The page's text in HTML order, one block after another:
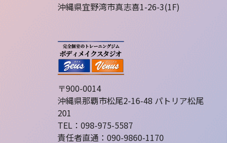
沖縄県宜野湾市真志喜1-26-3(1F)
〒900-0014
沖縄県那覇市松尾2-16-48 パトリア松尾
201
TEL：098-975-5587
責任者直通：090-9860-1170